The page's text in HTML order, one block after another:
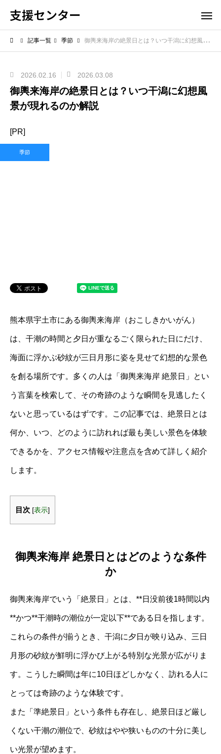
支援センター
記事一覧 季節 御輿来海岸の絶景日とは？いつ干潟に幻想風景が現れるのか解説
2026.02.16 2026.03.08
御輿来海岸の絶景日とは？いつ干潟に幻想風
景が現れるのか解説
[PR]
季節
熊本県宇土市にある御輿来海岸（おこしきかいがん）
は、干潮の時間と夕日が重なるごく限られた日にだけ、
海面に浮かぶ砂紋が三日月形に姿を見せて幻想的な景色
を創る場所です。多くの人は「御輿来海岸 絶景日」とい
う言葉を検索して、その奇跡のような瞬間を見逃したく
ないと思っているはずです。この記事では、絶景日とは
何か、いつ、どのように訪れれば最も美しい景色を体験
できるかを、アクセス情報や注意点を含めて詳しく紹介
します。
目次 [表示]
御輿来海岸 絶景日とはどのような条件
か
御輿来海岸でいう「絶景日」とは、**日没前後1時間以内
**かつ**干潮時の潮位が一定以下**である日を指します。
これらの条件が揃うとき、干潟に夕日が映り込み、三日
月形の砂紋が鮮明に浮かび上がる特別な光景が広がりま
す。こうした瞬間は年に10日ほどしかなく、訪れる人に
とっては奇跡のような体験です。
また「準絶景日」という条件も存在し、絶景日ほど厳し
くない干潮の潮位で、砂紋はやや狭いものの十分に美し
い光景が望めます。